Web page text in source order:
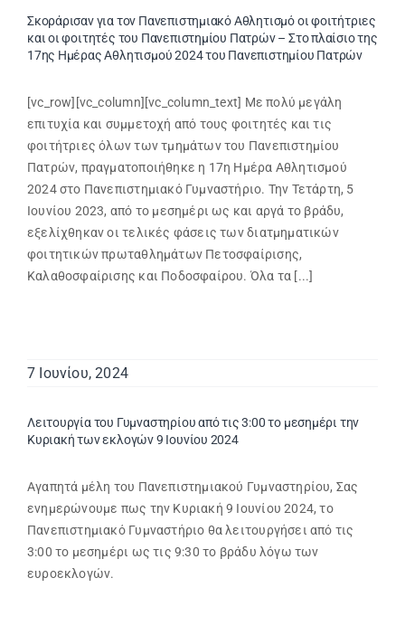
Σκοράρισαν για τον Πανεπιστημιακό Αθλητισμό οι φοιτήτριες
και οι φοιτητές του Πανεπιστημίου Πατρών – Στο πλαίσιο της
17ης Ημέρας Αθλητισμού 2024 του Πανεπιστημίου Πατρών
[vc_row][vc_column][vc_column_text] Με πολύ μεγάλη
επιτυχία και συμμετοχή από τους φοιτητές και τις
φοιτήτριες όλων των τμημάτων του Πανεπιστημίου
Πατρών, πραγματοποιήθηκε η 17η Ημέρα Αθλητισμού
2024 στο Πανεπιστημιακό Γυμναστήριο. Την Τετάρτη, 5
Ιουνίου 2023, από το μεσημέρι ως και αργά το βράδυ,
εξελίχθηκαν οι τελικές φάσεις των διατμηματικών
φοιτητικών πρωταθλημάτων Πετοσφαίρισης,
Καλαθοσφαίρισης και Ποδοσφαίρου. Όλα τα [...]
7 Ιουνίου, 2024
Λειτουργία του Γυμναστηρίου από τις 3:00 το μεσημέρι την
Κυριακή των εκλογών 9 Ιουνίου 2024
Αγαπητά μέλη του Πανεπιστημιακού Γυμναστηρίου, Σας
ενημερώνουμε πως την Κυριακή 9 Ιουνίου 2024, το
Πανεπιστημιακό Γυμναστήριο θα λειτουργήσει από τις
3:00 το μεσημέρι ως τις 9:30 το βράδυ λόγω των
ευροεκλογών.